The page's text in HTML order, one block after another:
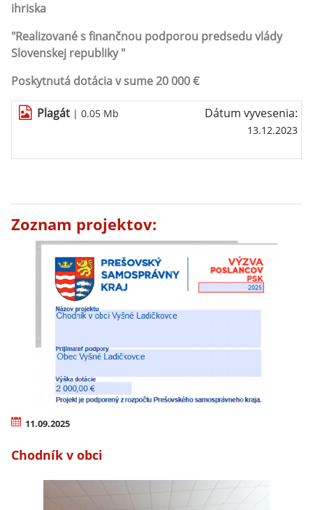
ihriska
"Realizované s finančnou podporou predsedu vlády
Slovenskej republiky "
Poskytnutá dotácia v sume 20 000 €
Plagát | 0.05 Mb Dátum vyvesenia:
13.12.2023
Zoznam projektov:
11.09.2025
Chodník v obci